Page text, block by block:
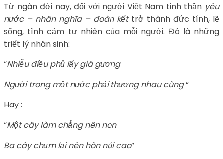
Từ ngàn đời nay, đối với người Việt Nam tinh thần yêu
nước – nhân nghĩa – đoàn kếttrở thành đức tính, lẽ
sống, tình cảm tự nhiên của mỗi người. Đó là những
triết lý nhân sinh:
“Nhiễu điều phủ lấy giá gương
Người trong một nước phải thương nhau cùng“
Hay :
“Một cây làm chẳng nên non
Ba cây chụm lại nên hòn núi cao”